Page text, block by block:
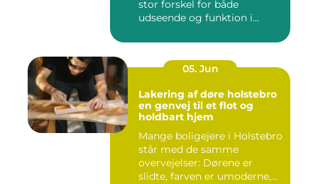
stor forskel for både
udseende og funktion i
05. Jun
Lakering af døre holstebro
en genvej til et flot og
holdbart hjem
Mange boligejere i Holstebro
står med de samme
overvejelser: Dørene er
slidte, farven er umoderne,